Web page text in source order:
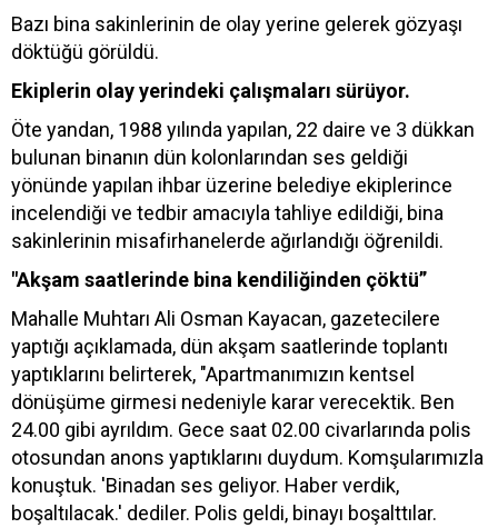
Bazı bina sakinlerinin de olay yerine gelerek gözyaşı
döktüğü görüldü.
Ekiplerin olay yerindeki çalışmaları sürüyor.
Öte yandan, 1988 yılında yapılan, 22 daire ve 3 dükkan
bulunan binanın dün kolonlarından ses geldiği
yönünde yapılan ihbar üzerine belediye ekiplerince
incelendiği ve tedbir amacıyla tahliye edildiği, bina
sakinlerinin misafirhanelerde ağırlandığı öğrenildi.
"Akşam saatlerinde bina kendiliğinden çöktü”
Mahalle Muhtarı Ali Osman Kayacan, gazetecilere
yaptığı açıklamada, dün akşam saatlerinde toplantı
yaptıklarını belirterek, "Apartmanımızın kentsel
dönüşüme girmesi nedeniyle karar verecektik. Ben
24.00 gibi ayrıldım. Gece saat 02.00 civarlarında polis
otosundan anons yaptıklarını duydum. Komşularımızla
konuştuk. 'Binadan ses geliyor. Haber verdik,
boşaltılacak.' dediler. Polis geldi, binayı boşalttılar.